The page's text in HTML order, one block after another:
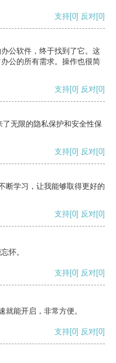
支持[0] 反对[0]
公软件，终于找到了它。这
公的所有需求。操作也很简
支持[0] 反对[0]
无限的隐私保护和安全性保
支持[0] 反对[0]
断学习，让我能够取得更好的
支持[0] 反对[0]
怀。
支持[0] 反对[0]
就能开启，非常方便。
支持[0] 反对[0]